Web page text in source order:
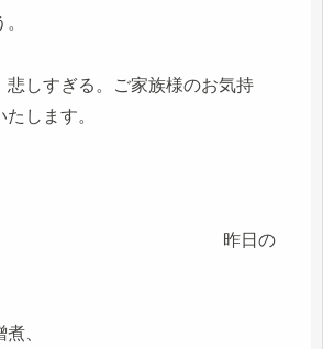
悲しすぎる。ご家族様のお気持
します。
昨日の
、